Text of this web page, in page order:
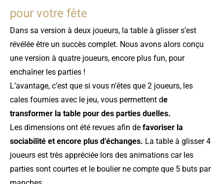
pour votre fête
Dans sa version à deux joueurs, la table à glisser s’est
révélée être un succès complet. Nous avons alors conçu
une version à quatre joueurs, encore plus fun, pour
enchaîner les parties !
L’avantage, c’est que si vous n’êtes que 2 joueurs, les
cales fournies avec le jeu, vous permettent de
transformer la table pour des parties duelles.
Les dimensions ont été revues afin de favoriser la
sociabilité et encore plus d’échanges. La table à glisser 4
joueurs est très appréciée lors des animations car les
parties sont courtes et le boulier ne compte que 5 buts par